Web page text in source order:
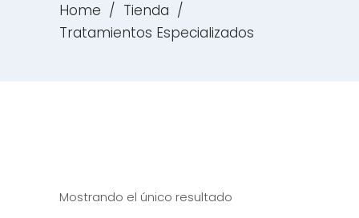
Home / Tienda /
Tratamientos Especializados
Mostrando el único resultado